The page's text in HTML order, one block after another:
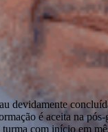
devidamente
é aceita na
com início em